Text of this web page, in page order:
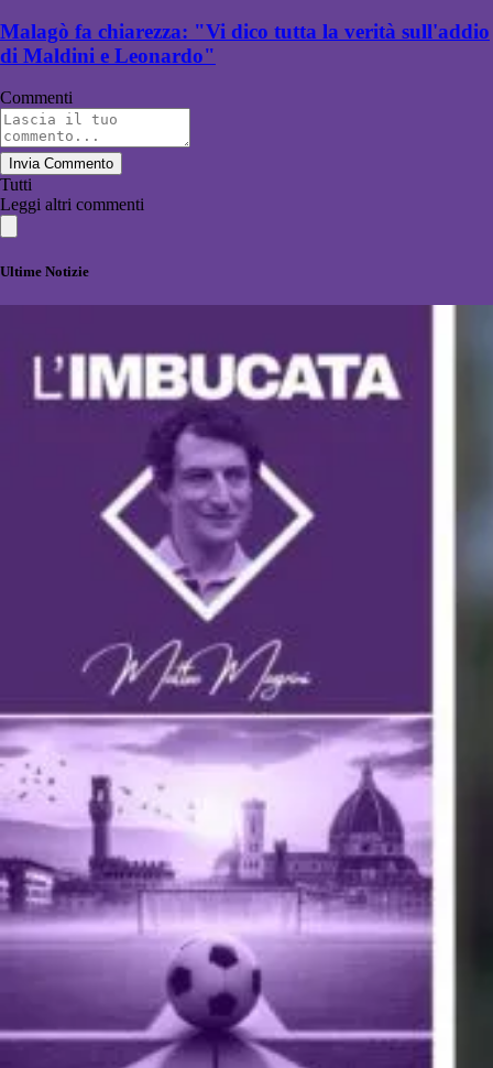
Malagò fa chiarezza: "Vi dico tutta la verità sull'addio
di Maldini e Leonardo"
Commenti
Invia Commento
Tutti
Leggi altri commenti
Ultime Notizie